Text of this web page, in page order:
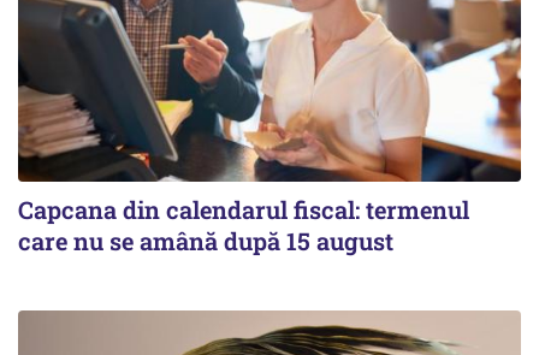
Capcana din calendarul fiscal: termenul
care nu se amână după 15 august